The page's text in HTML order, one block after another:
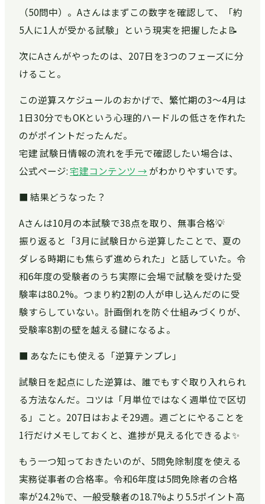
（50問中）。Aさんはまずこの数字を確認して、「約
5人に1人が受かる試験」という現実を把握したよ📝
次にAさんがやったのは、207日を3つのフェーズに分
けること。
この逆算スケジュールのおかげで、繁忙期の3〜4月は
1日30分でもOKという心理的ハードルの低さを作れた
のがポイントだったんだ。
宅建 試験日情報の流れを手元で確認したい場合は、
公式ページ:宅建コンテンツ → がわかりやすいです。
■ 結果どうなった？
Aさんは10月の本試験で38点を取り、無事合格💡
振り返ると「3月に試験日から逆算したことで、夏の
ダレる時期にも焦らず進められた」と話していた。令
和6年度の受験者のうち実際に会場で試験を受けた受
験率は80.2%。つまり約2割の人が申し込んだのに受
験すらしていない。計画倒れを防ぐ仕組みづくりが、
受験率8割の壁を越える鍵になるよ。
■ あなたにも使える「逆算テンプレ」
試験日を起点にした逆算は、誰でもすぐ取り入れられ
る方法なんだ。コツは「月単位ではなく週単位で区切
る」こと。207日はおよそ29週。週ごとにやることを
1行だけメモしておくと、進捗が見える化できるよ✨
もう一つ知っておきたいのが、5問免除制度を使える
実務従事者の合格率。令和6年度は5問免除者の合格
率が24.2%で、一般受験者の18.7%より5.5ポイント高